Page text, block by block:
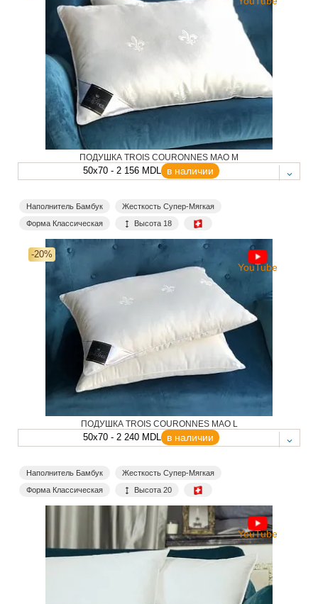
ПОДУШКА TROIS COURONNES MAO M
50x70 - 2 156 MDL в наличии
Наполнитель Бамбук
Жесткость Супер-Мягкая
Форма Классическая
Высота 18
-20%
YouTube
ПОДУШКА TROIS COURONNES MAO L
50x70 - 2 240 MDL в наличии
Наполнитель Бамбук
Жесткость Супер-Мягкая
Форма Классическая
Высота 20
YouTube